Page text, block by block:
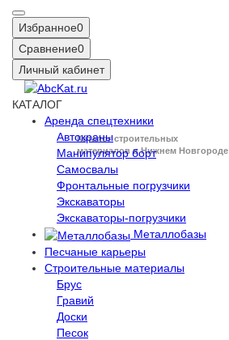
Избранное0
Сравнение0
Личный кабинет
Каталог строительных
материалов в Нижнем Новгороде
КАТАЛОГ
Аренда спецтехники
Автокраны
Манипулятор борт
Самосвалы
Фронтальные погрузчики
Экскаваторы
Экскаваторы-погрузчики
Металлобазы
Песчаные карьеры
Строительные материалы
Брус
Гравий
Доски
Песок